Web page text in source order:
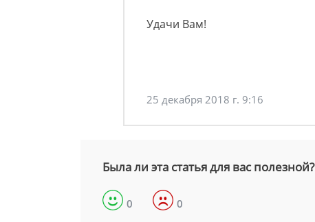
Удачи Вам!
25 декабря 2018 г. 9:16
Была ли эта статья для вас полезной?
0 0